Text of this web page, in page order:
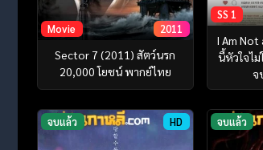
Movie 2011
Sector 7 (2011) สัตว์นรก
20,000 โยชน์ พากย์ไทย
SS 1
I Am
นี้หัวใจไ
จ
จบแล้ว HD จบแล้ว